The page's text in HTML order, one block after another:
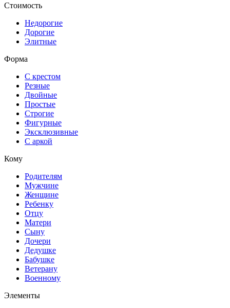
Стоимость
Недорогие
Дорогие
Элитные
Форма
С крестом
Резные
Двойные
Простые
Строгие
Фигурные
Эксклюзивные
С аркой
Кому
Родителям
Мужчине
Женщине
Ребенку
Отцу
Матери
Сыну
Дочери
Дедушке
Бабушке
Ветерану
Военному
Элементы